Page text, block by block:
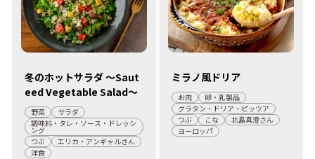
冬のホットサラダ ～Saut
eed Vegetable Salad～
野菜
サラダ
調味料・タレ・ソース・ドレッシ
ング
つぶ
エリカ・アンギャルさん
洋食
ミラノ風ドリア
お肉
卵・乳製品
グラタン・ドリア・ピッツア
つぶ
こな
北島真澄さん
ヨーロッパ